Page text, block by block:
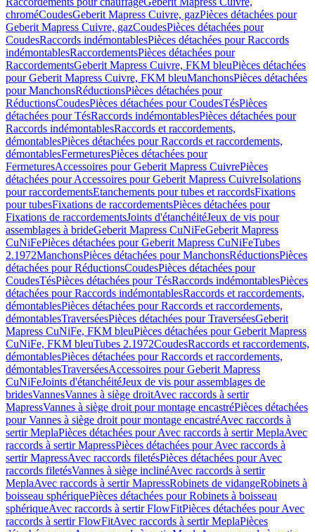
chroméCoudesGeberit Mapress Cuivre, gazPièces détachées pour
Geberit Mapress Cuivre, gazCoudesPièces détachées pour
CoudesRaccords indémontablesPièces détachées pour Raccords
indémontablesRaccordementsPièces détachées pour
RaccordementsGeberit Mapress Cuivre, FKM bleuPièces détachées
pour Geberit Mapress Cuivre, FKM bleuManchonsPièces détachées
pour ManchonsRéductionsPièces détachées pour
RéductionsCoudesPièces détachées pour CoudesTésPièces
détachées pour TésRaccords indémontablesPièces détachées pour
Raccords indémontablesRaccords et raccordements,
démontablesPièces détachées pour Raccords et raccordements,
démontablesFermeturesPièces détachées pour
FermeturesAccessoires pour Geberit Mapress CuivrePièces
détachées pour Accessoires pour Geberit Mapress CuivreIsolations
pour raccordementsEtanchements pour tubes et raccordsFixations
pour tubesFixations de raccordementsPièces détachées pour
Fixations de raccordementsJoints d'étanchéitéJeux de vis pour
assemblages à brideGeberit Mapress CuNiFeGeberit Mapress
CuNiFePièces détachées pour Geberit Mapress CuNiFeTubes
2.1972ManchonsPièces détachées pour ManchonsRéductionsPièces
détachées pour RéductionsCoudesPièces détachées pour
CoudesTésPièces détachées pour TésRaccords indémontablesPièces
détachées pour Raccords indémontablesRaccords et raccordements,
démontablesPièces détachées pour Raccords et raccordements,
démontablesTraverséesPièces détachées pour TraverséesGeberit
Mapress CuNiFe, FKM bleuPièces détachées pour Geberit Mapress
CuNiFe, FKM bleuTubes 2.1972CoudesRaccords et raccordements,
démontablesPièces détachées pour Raccords et raccordements,
démontablesTraverséesAccessoires pour Geberit Mapress
CuNiFeJoints d'étanchéitéJeux de vis pour assemblages de
bridesVannesVannes à siège droitAvec raccords à sertir
MapressVannes à siège droit pour montage encastréPièces détachées
pour Vannes à siège droit pour montage encastréAvec raccords à
sertir MeplaPièces détachées pour Avec raccords à sertir MeplaAvec
raccords à sertir MapressPièces détachées pour Avec raccords à
sertir MapressAvec raccords filetésPièces détachées pour Avec
raccords filetésVannes à siège inclinéAvec raccords à sertir
MeplaAvec raccords à sertir MapressRobinets de vidangeRobinets à
boisseau sphériquePièces détachées pour Robinets à boisseau
sphériqueAvec raccords à sertir FlowFitPièces détachées pour Avec
raccords à sertir FlowFitAvec raccords à sertir MeplaPièces